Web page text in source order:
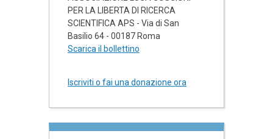
PER LA LIBERTA DI RICERCA
SCIENTIFICA APS - Via di San
Basilio 64 - 00187 Roma
Scarica il bollettino
Iscriviti o fai una donazione ora